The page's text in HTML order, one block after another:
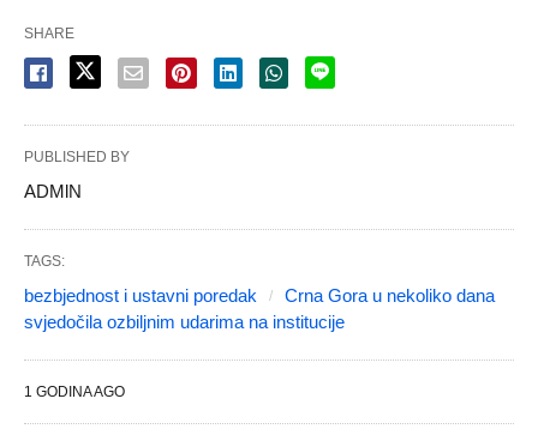
SHARE
PUBLISHED BY
ADMlN
TAGS:
bezbjednost i ustavni poredak
Crna Gora u nekoliko dana
svjedočila ozbiljnim udarima na institucije
1 GODINA AGO